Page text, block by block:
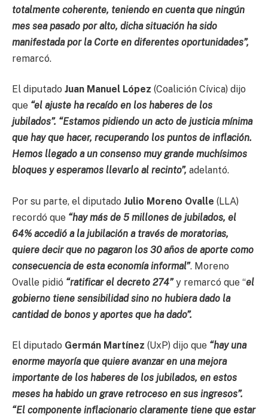
totalmente coherente, teniendo en cuenta que ningún
mes sea pasado por alto, dicha situación ha sido
manifestada por la Corte en diferentes oportunidades”,
remarcó.
El diputado Juan Manuel López (Coalición Cívica) dijo
que “el ajuste ha recaído en los haberes de los
jubilados”. “Estamos pidiendo un acto de justicia mínima
que hay que hacer, recuperando los puntos de inflación.
Hemos llegado a un consenso muy grande muchísimos
bloques y esperamos llevarlo al recinto”, adelantó.
Por su parte, el diputado Julio Moreno Ovalle (LLA)
recordó que “hay más de 5 millones de jubilados, el
64% accedió a la jubilación a través de moratorias,
quiere decir que no pagaron los 30 años de aporte como
consecuencia de esta economía informal”. Moreno
Ovalle pidió “ratificar el decreto 274”y remarcó que “el
gobierno tiene sensibilidad sino no hubiera dado la
cantidad de bonos y aportes que ha dado”.
El diputado Germán Martínez (UxP) dijo que “hay una
enorme mayoría que quiere avanzar en una mejora
importante de los haberes de los jubilados, en estos
meses ha habido un grave retroceso en sus ingresos”.
“El componente inflacionario claramente tiene que estar